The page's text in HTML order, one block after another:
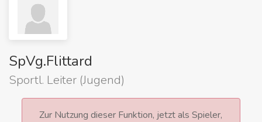
SpVg.Flittard
Sportl. Leiter (Jugend)
Zur Nutzung dieser Funktion, jetzt als Spieler,